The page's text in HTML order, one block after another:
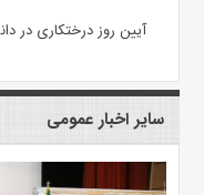
آیین روز درختکاری در
سایر اخبار عمومی